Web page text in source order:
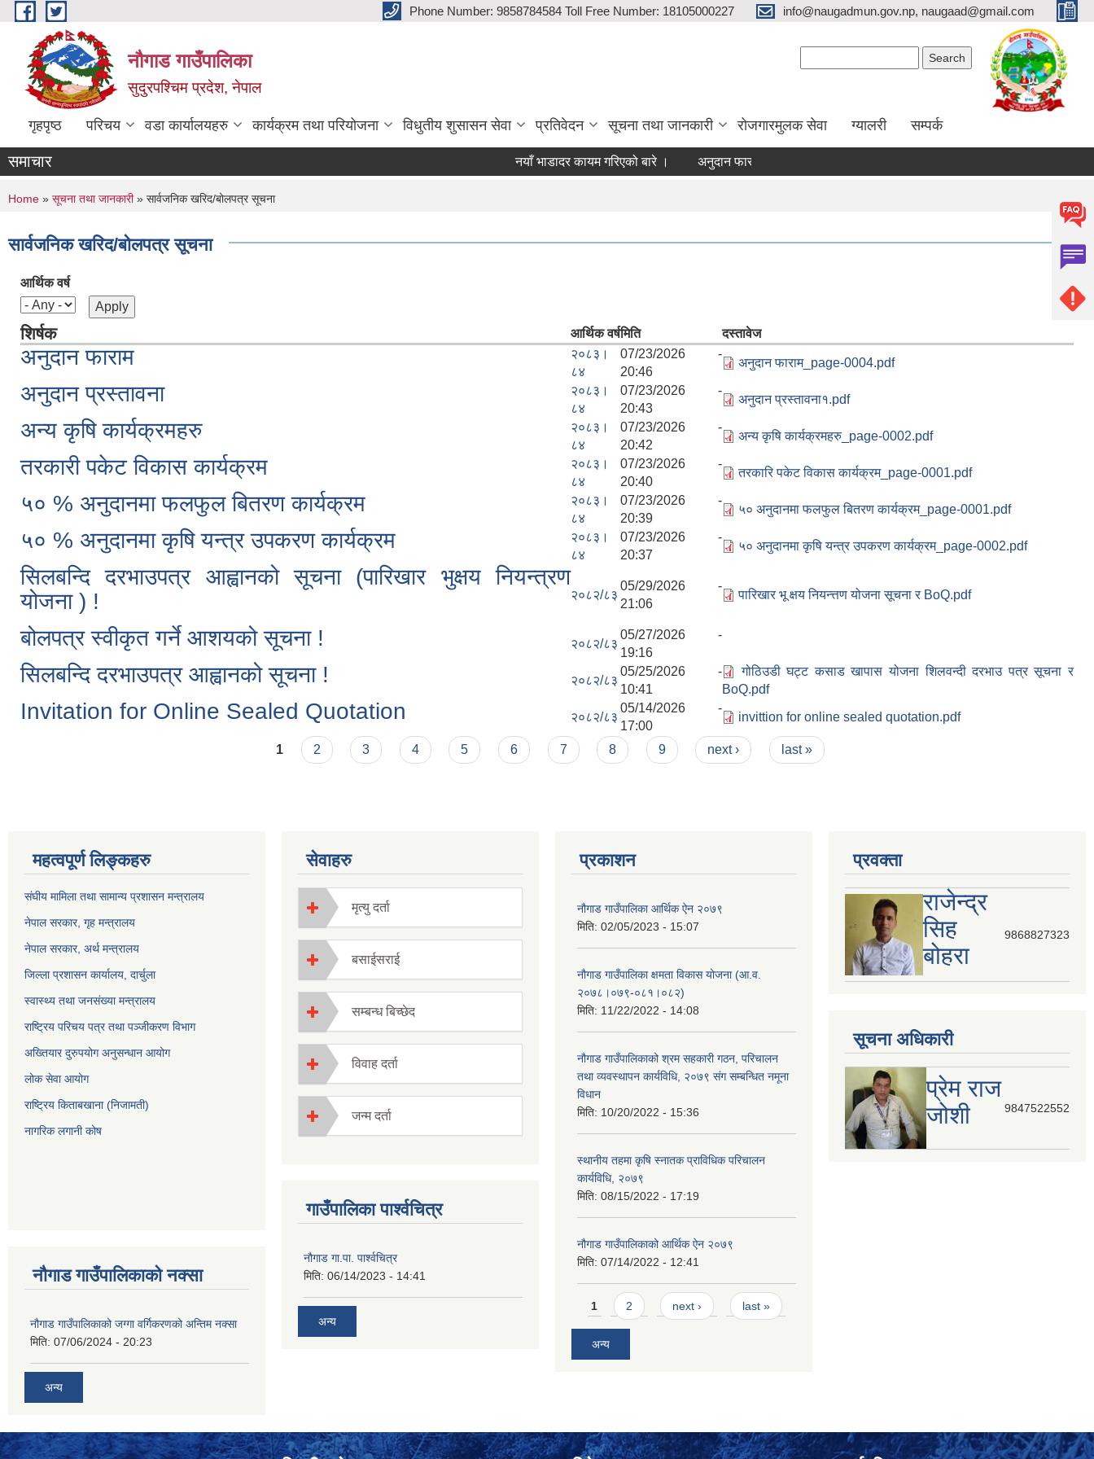
Skip to main content Phone Number: 9858784584 Toll Free Number: 18105000227 info@naugadmun.gov.np, naugaad@gmail.com
नौगाड गाउँपालिका
सुदुरपश्चिम प्रदेश, नेपाल
गृहपृष्ठ परिचय वडा कार्यालयहरु कार्यक्रम तथा परियोजना विधुतीय शुसासन सेवा प्रतिवेदन सूचना तथा जानकारी रोजगारमुलक सेवा ग्यालरी सम्पर्क
समाचार नयाँ भाडादर कायम गरिएको बारे । अनुदान फाराम
You are here
Home » सूचना तथा जानकारी» सार्वजनिक खरिद/बोलपत्र सूचना
सार्वजनिक खरिद/बोलपत्र सूचना
आर्थिक वर्ष
शिर्षक आर्थिक वर्षमिति दस्तावेज
अनुदान फाराम
२०८३।
८४
07/23/2026 -
20:46
अनुदान फाराम_page-0004.pdf
अनुदान प्रस्तावना
२०८३।
८४
07/23/2026 -
20:43
अनुदान प्रस्तावना१.pdf
अन्य कृषि कार्यक्रमहरु
२०८३।
८४
07/23/2026 -
20:42
अन्य कृषि कार्यक्रमहरु_page-0002.pdf
तरकारी पकेट विकास कार्यक्रम
२०८३।
८४
07/23/2026 -
20:40
तरकारि पकेट विकास कार्यक्रम_page-0001.pdf
५० % अनुदानमा फलफुल बितरण कार्यक्रम
२०८३।
८४
07/23/2026 -
20:39
५० अनुदानमा फलफुल बितरण कार्यक्रम_page-0001.pdf
५० % अनुदानमा कृषि यन्त्र उपकरण कार्यक्रम
२०८३।
८४
07/23/2026 -
20:37
५० अनुदानमा कृषि यन्त्र उपकरण कार्यक्रम_page-0002.pdf
सिलबन्दि दरभाउपत्र आह्वानको सूचना (पारिखार भुक्षय नियन्त्रण
योजना ) !
२०८२/८३
05/29/2026 -
21:06
पारिखार भू क्षय नियन्त्तण योजना सूचना र BoQ.pdf
बोलपत्र स्वीकृत गर्ने आशयको सूचना ! २०८२/८३
05/27/2026 -
19:16
सिलबन्दि दरभाउपत्र आह्वानको सूचना ! २०८२/८३
05/25/2026 -
10:41
गोठिउडी घट्ट कसाड खापास योजना शिलवन्दी दरभाउ पत्र सूचना र
BoQ.pdf
Invitation for Online Sealed Quotation २०८२/८३
05/14/2026 -
17:00
invittion for online sealed quotation.pdf
1 2 3 4 5 6 7 8 9 next › last »
महत्वपूर्ण लिङ्कहरु
संघीय मामिला तथा सामान्य प्रशासन मन्त्रालय
नेपाल सरकार, गृह मन्त्रालय
नेपाल सरकार, अर्थ मन्त्रालय
जिल्ला प्रशासन कार्यालय, दार्चुला
स्वास्थ्य तथा जनसंख्या मन्त्रालय
राष्ट्रिय परिचय पत्र तथा पञ्जीकरण विभाग
अख्तियार दुरुपयोग अनुसन्धान आयोग
लोक सेवा आयोग
राष्ट्रिय किताबखाना (निजामती)
नागरिक लगानी कोष
नौगाड गाउँपालिकाको नक्सा
नौगाड गाउँपालिकाको जग्गा वर्गिकरणको अन्तिम नक्सा
मिति: 07/06/2024 - 20:23
अन्य
सेवाहरु
मृत्यु दर्ता
बसाईसराई
सम्बन्ध बिच्छेद
विवाह दर्ता
जन्म दर्ता
गाउँपालिका पार्श्वचित्र
नौगाड गा.पा. पार्श्वचित्र
मिति: 06/14/2023 - 14:41
अन्य
प्रकाशन
नौगाड गाउँपालिका आर्थिक ऐन २०७९
मिति: 02/05/2023 - 15:07
नौगाड गाउँपालिका क्षमता विकास योजना (आ.व.
२०७८।०७९-०८१।०८२)
मिति: 11/22/2022 - 14:08
नौगाड गाउँपालिकाको श्रम सहकारी गठन, परिचालन
तथा व्यवस्थापन कार्यविधि, २०७९ संग सम्बन्धित नमूना
विधान
मिति: 10/20/2022 - 15:36
स्थानीय तहमा कृषि स्नातक प्राविधिक परिचालन
कार्यविधि, २०७९
मिति: 08/15/2022 - 17:19
नौगाड गाउँपालिकाको आर्थिक ऐन २०७९
मिति: 07/14/2022 - 12:41
Pages
1 2 next › last »
अन्य
प्रवक्ता
राजेन्द्र
सिह
बोहरा
9868827323
सूचना अधिकारी
प्रेम राज
जोशी
9847522552